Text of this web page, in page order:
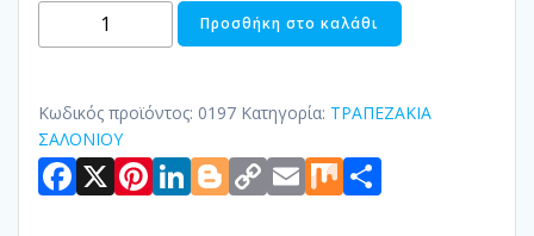
ΤΡΑΠΕΖΙ
ΣΑΛΟΝΙΟΥ
ΚΑΘΡΕΦΤΗ
ΜΕΤΑΛΛΙΚΟ
ποσότητα
Προσθήκη στο καλάθι
Κωδικός προϊόντος: 0197 Κατηγορία: ΤΡΑΠΕΖΑΚΙΑ
ΣΑΛΟΝΙΟΥ
Facebook
X Pinterest
LinkedIn
Blogger
Copy
Link
Email
Mix